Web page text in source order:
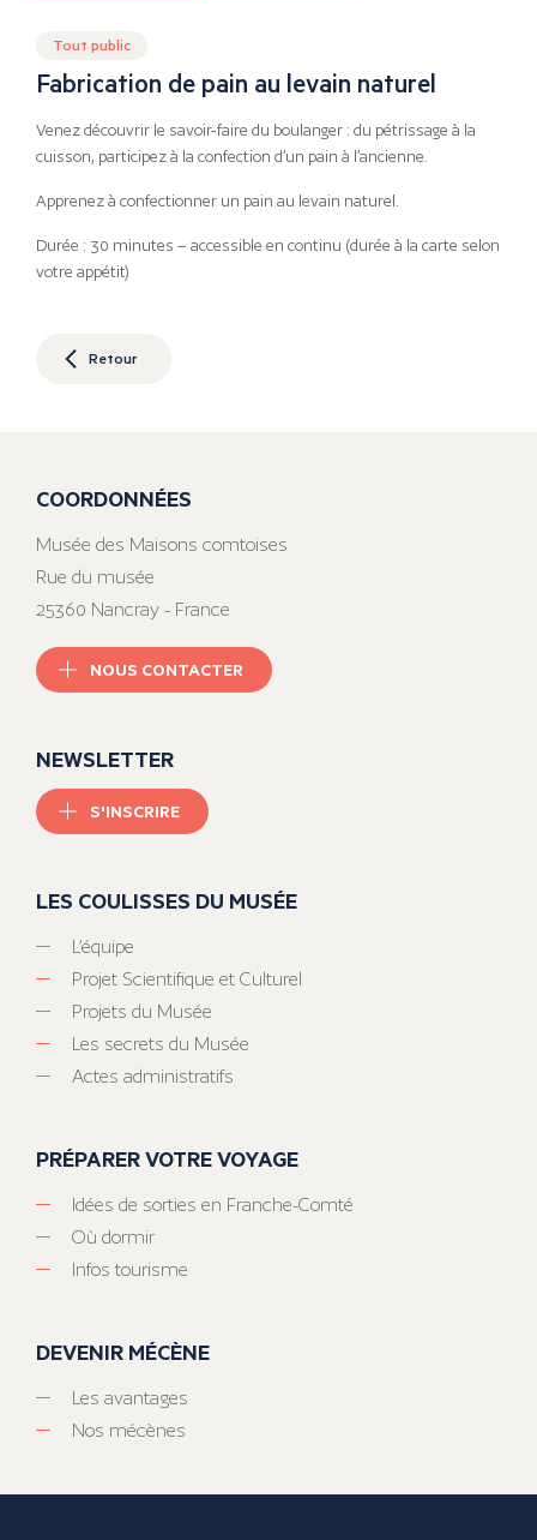
Tout public
Fabrication de pain au levain naturel
Venez découvrir le savoir-faire du boulanger : du pétrissage à la
cuisson, participez à la confection d’un pain à l’ancienne.
Apprenez à confectionner un pain au levain naturel.
Durée : 30 minutes – accessible en continu (durée à la carte selon
votre appétit)
Retour
COORDONNÉES
Musée des Maisons comtoises
Rue du musée
25360 Nancray - France
NOUS CONTACTER
NEWSLETTER
S'INSCRIRE
LES COULISSES DU MUSÉE
L’équipe
Projet Scientifique et Culturel
Projets du Musée
Les secrets du Musée
Actes administratifs
PRÉPARER VOTRE VOYAGE
Idées de sorties en Franche-Comté
Où dormir
Infos tourisme
DEVENIR MÉCÈNE
Les avantages
Nos mécènes